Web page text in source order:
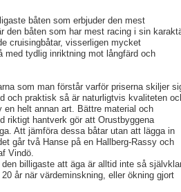
båten som erbjuder den mest
den båten som har mest racing i sin
cruisingbåtar, visserligen mycket
med tydlig inriktning mot långfärd och
som man förstår varför priserna skiljer
och praktisk så är naturligtvis kvaliteten
en helt annan art. Bättre material och
riktigt hantverk gör att Orustbyggena
Att jämföra dessa båtar utan att lägga in
går två Hanse på en Hallberg-Rassy och
Vindö.
billigaste att äga är alltid inte så
år när värdeminskning, eller ökning gjort